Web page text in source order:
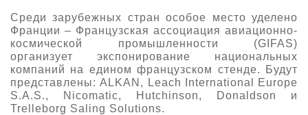
Среди зарубежных стран особое место уделено
Франции – Французская ассоциация авиационно-
космической промышленности (GIFAS)
организует экспонирование национальных
компаний на едином французском стенде. Будут
представлены: ALKAN, Leach International Europe
S.A.S., Nicomatic, Hutchinson, Donaldson и
Trelleborg Saling Solutions.